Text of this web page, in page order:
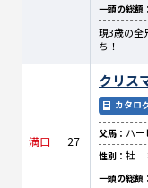
一頭の総額：
現3歳の全
ち！
満口 27
クリス
カタロ
父馬： ハー
性別： 牡
一頭の総額：